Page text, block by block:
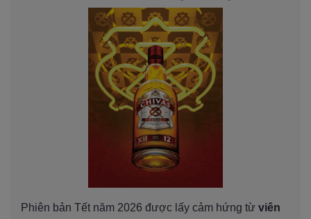
Phiên bản Tết năm 2026 được lấy cảm hứng từ viên